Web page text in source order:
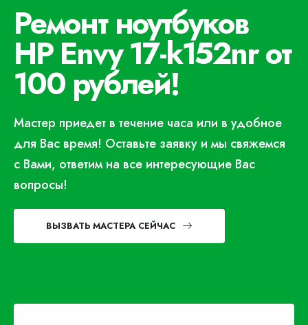
Ремонт ноутбуков
HP Envy 17-k152nr от
100 рублей!
Мастер приедет в течение часа или в удобное
для Вас время! Оставьте заявку и мы свяжемся
с Вами, ответим на все интересующие Вас
вопросы!
ВЫЗВАТЬ МАСТЕРА СЕЙЧАС